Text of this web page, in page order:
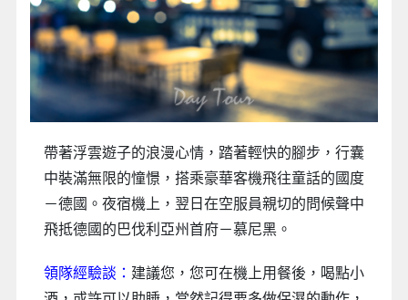
帶著浮雲遊子的浪漫心情，踏著輕快的腳步，行囊
中裝滿無限的憧憬，搭乘豪華客機飛往童話的國度
－德國。夜宿機上，翌日在空服員親切的問候聲中
飛抵德國的巴伐利亞州首府－慕尼黑。
領隊經驗談： 建議您，您可在機上用餐後，喝點小